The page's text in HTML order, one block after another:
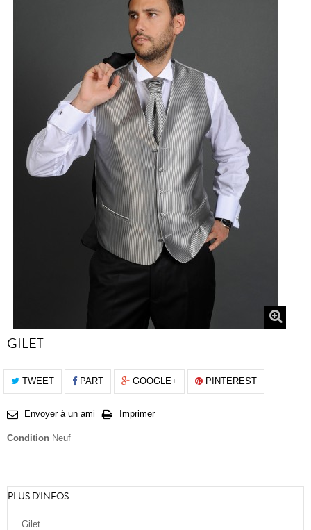
GILET
TWEET PART GOOGLE+ PINTEREST
Envoyer à un ami Imprimer
Condition Neuf
PLUS D'INFOS
Gilet